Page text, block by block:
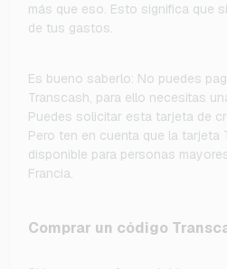
más que eso. Esto significa que
de tus gastos.
Es bueno saberlo: No puedes
Transcash, para ello necesitas
Puedes solicitar esta tarjeta de
Pero ten en cuenta que la
disponible para personas
Francia.
Comprar un código